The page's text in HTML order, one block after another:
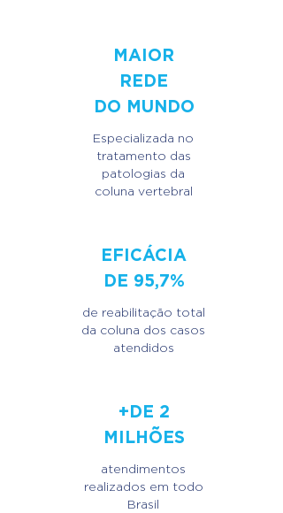
MAIOR
REDE
DO MUNDO
Especializada no
tratamento das
patologias da
coluna vertebral
EFICÁCIA
DE 95,7%
de reabilitação total
da coluna dos casos
atendidos
+DE 2
MILHÕES
atendimentos
realizados em todo
Brasil